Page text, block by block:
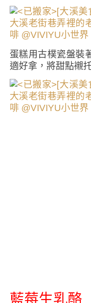
蛋糕用古樸瓷盤裝
適好拿，將甜點襯
藍莓生乳酪